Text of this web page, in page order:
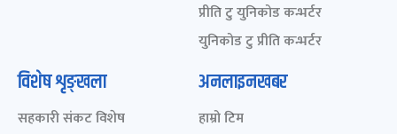
प्रीति टु युनिकोड कन्भर्टर
युनिकोड टु प्रीति कन्भर्टर
विशेष शृङ्खला
सहकारी संकट विशेष
अनलाइनखबर
हाम्रो टिम